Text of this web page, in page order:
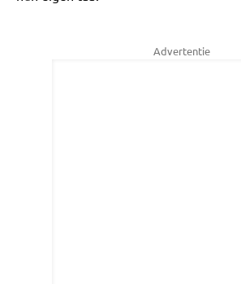
Advertentie